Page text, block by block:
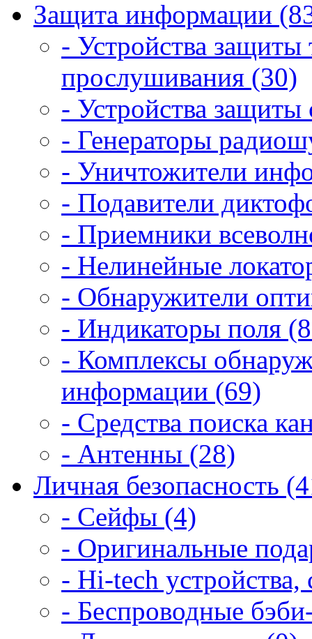
Защита информации
- Устройства
прослушивания (30)
- Устройства
- Генераторы
- Уничтожители
- Подавители
- Приемники
- Нелинейные
- Обнаружители
- Индикаторы поля
- Комплексы
информации (69)
- Средства поиска
- Антенны (28)
Личная безопасность
- Сейфы (4)
- Оригинальные
- Hi-tech
- Беспроводные